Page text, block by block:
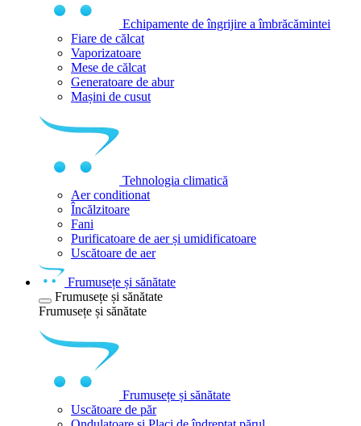
Echipamente de îngrijire a îmbrăcămintei
Fiare de călcat
Vaporizatoare
Mese de călcat
Generatoare de abur
Mașini de cusut
Tehnologia climatică
Aer conditionat
Încălzitoare
Fani
Purificatoare de aer și umidificatoare
Uscătoare de aer
Frumusețe și sănătate
Frumusețe și sănătate
Frumusețe și sănătate
Frumusețe și sănătate
Uscătoare de păr